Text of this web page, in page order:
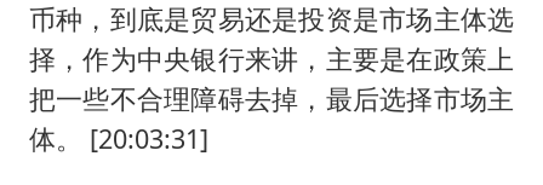
币种，到底是贸易还是投资是市场主体选
择，作为中央银行来讲，主要是在政策上
把一些不合理障碍去掉，最后选择市场主
体。 [20:03:31]